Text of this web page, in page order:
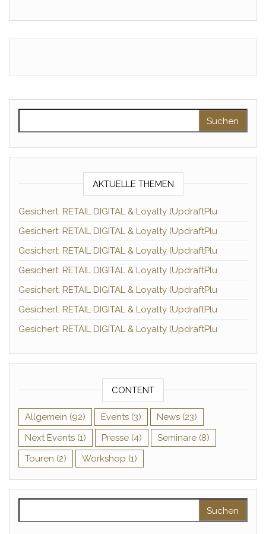
AKTUELLE THEMEN
Gesichert: RETAIL DIGITAL & Loyalty (UpdraftPlu
Gesichert: RETAIL DIGITAL & Loyalty (UpdraftPlu
Gesichert: RETAIL DIGITAL & Loyalty (UpdraftPlu
Gesichert: RETAIL DIGITAL & Loyalty (UpdraftPlu
Gesichert: RETAIL DIGITAL & Loyalty (UpdraftPlu
Gesichert: RETAIL DIGITAL & Loyalty (UpdraftPlu
Gesichert: RETAIL DIGITAL & Loyalty (UpdraftPlu
CONTENT
Allgemein (92) Events (3) News (23)
Next Events (1) Presse (4) Seminare (8)
Touren (2) Workshop (1)